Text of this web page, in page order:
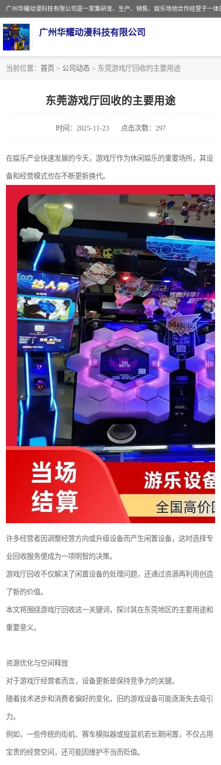
广州华耀动漫科技有限公司
当前位置： 首页 > 公司动态 > 东莞游戏厅回收的主要用途
东莞游戏厅回收的主要用途
时间：2025-11-23 点击次数：297
在娱乐产业快速发展的今天，游戏厅作为休闲娱乐的重要场所，其设
备和经营模式也在不断更新换代。
许多经营者因调整经营方向或升级设备而产生闲置设备，这时选择专
业回收服务便成为一项明智的决策。
游戏厅回收不仅解决了闲置设备的处理问题，还通过资源再利用创造
了新的价值。
本文将围绕游戏厅回收这一关键词，探讨其在东莞地区的主要用途和
重要意义。
资源优化与空间释放
对于游戏厅经营者而言，设备更新是保持竞争力的关键。
随着技术进步和消费者偏好的变化，旧的游戏设备可能逐渐失去吸引
力。
例如，一些传统的街机、赛车模拟器或投篮机若长期闲置，不仅占用
宝贵的经营空间，还可能因维护不当而贬值。
游戏厅回收